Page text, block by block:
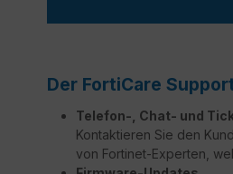
Der FortiCare
Telefon-, Chat- und
Kontaktieren Sie den
von Fortinet-Experten,